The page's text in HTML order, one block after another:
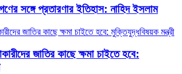
সঙ্গে প্রতারণার ইতিহাস: নাহিদ ইসলাম
জাতির কাছে ক্ষমা চাইতে হবে: